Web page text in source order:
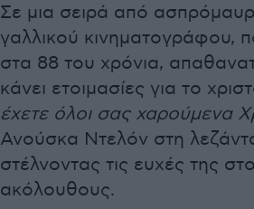
Σε μια σειρά από
γαλλικού κινηματογράφου,
στα 88 του χρόνια,
κάνει ετοιμασίες για το
έχετε όλοι σας χαρούμενα
Ανούσκα Ντελόν στη
στέλνοντας τις ευχές της
ακόλουθους.